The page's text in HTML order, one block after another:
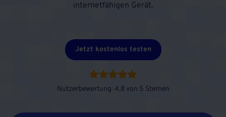
internetfähigen Gerät.
Jetzt kostenlos testen
Nutzerbewertung: 4,8 von 5 Sternen